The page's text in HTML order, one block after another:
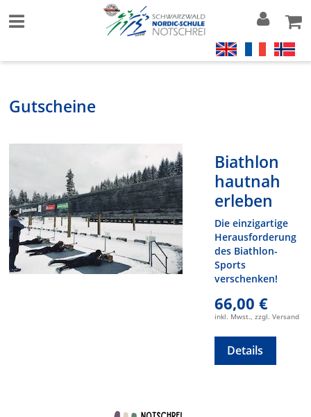
Gutscheine
Biathlon
hautnah
erleben
Die einzigartige
Herausforderung
des Biathlon-
Sports
verschenken!
66,00 €
inkl. Mwst., zzgl. Versand
Details